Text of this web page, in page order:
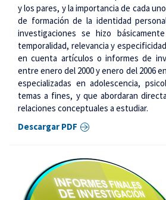
y los pares, y la importancia de cada
de formación de la identidad
investigaciones se hizo
temporalidad, relevancia y
en cuenta artículos o informes de
entre enero del 2000 y enero del 2006
especializadas en adolescencia,
temas a fines, y que abordaran
relaciones conceptuales a estudiar.
Descargar PDF